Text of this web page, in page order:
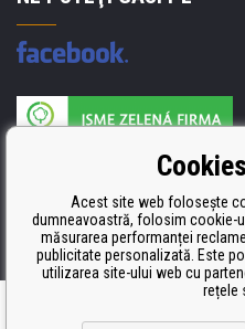
Producătorul umpluturii de
ISO 9001, ISO 14001 şi STMC.
Ecommerce
Acest site web folosește
dumneavoastră, folosim cookie-
măsurarea performanței
publicitate personalizată. Este
utilizarea site-ului web cu
rețele